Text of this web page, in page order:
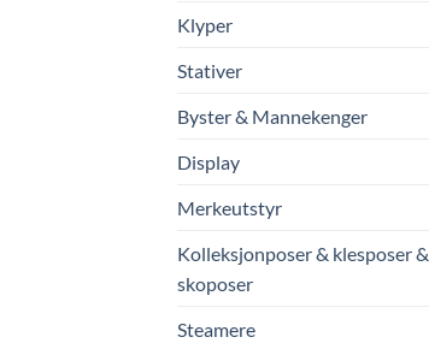
Klyper
Stativer
Byster & Mannekenger
Display
Merkeutstyr
Kolleksjonposer & klesposer &
skoposer
Steamere